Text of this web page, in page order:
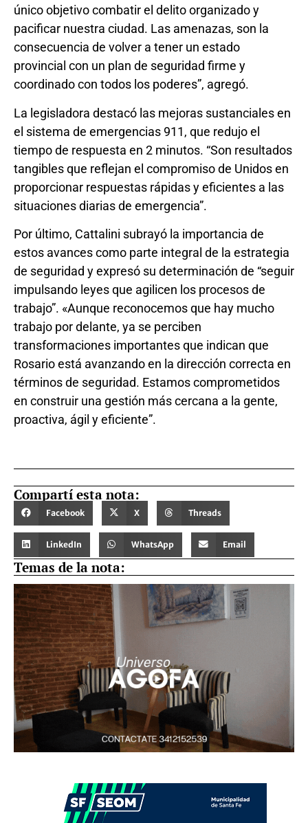
único objetivo combatir el delito organizado y
pacificar nuestra ciudad. Las amenazas, son la
consecuencia de volver a tener un estado
provincial con un plan de seguridad firme y
coordinado con todos los poderes”, agregó.
La legisladora destacó las mejoras sustanciales en
el sistema de emergencias 911, que redujo el
tiempo de respuesta en 2 minutos. “Son resultados
tangibles que reflejan el compromiso de Unidos en
proporcionar respuestas rápidas y eficientes a las
situaciones diarias de emergencia”.
Por último, Cattalini subrayó la importancia de
estos avances como parte integral de la estrategia
de seguridad y expresó su determinación de “seguir
impulsando leyes que agilicen los procesos de
trabajo”. «Aunque reconocemos que hay mucho
trabajo por delante, ya se perciben
transformaciones importantes que indican que
Rosario está avanzando en la dirección correcta en
términos de seguridad. Estamos comprometidos
en construir una gestión más cercana a la gente,
proactiva, ágil y eficiente”.
Compartí esta nota:
Facebook X Threads
LinkedIn WhatsApp Email
Temas de la nota: